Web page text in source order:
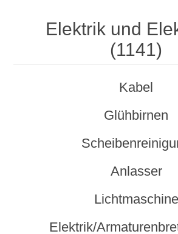
Elektrik und
(1141)
Kabel
Glühbirnen
Anlasser
Lichtmaschine
Elektrik/